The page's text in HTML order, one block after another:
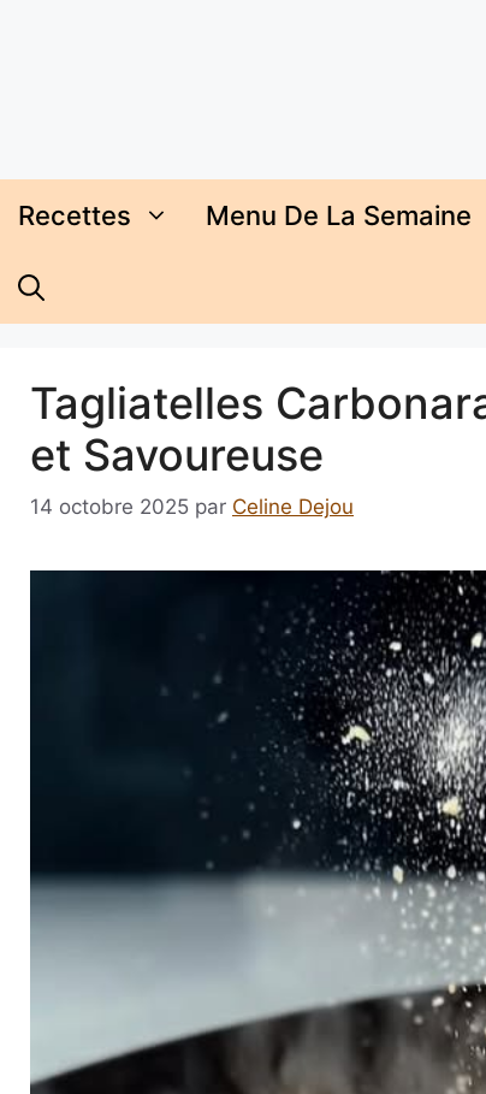
Recettes Menu De La Semaine
Tagliatelles
et Savoureuse
14 octobre 2025 par Celine Dejou